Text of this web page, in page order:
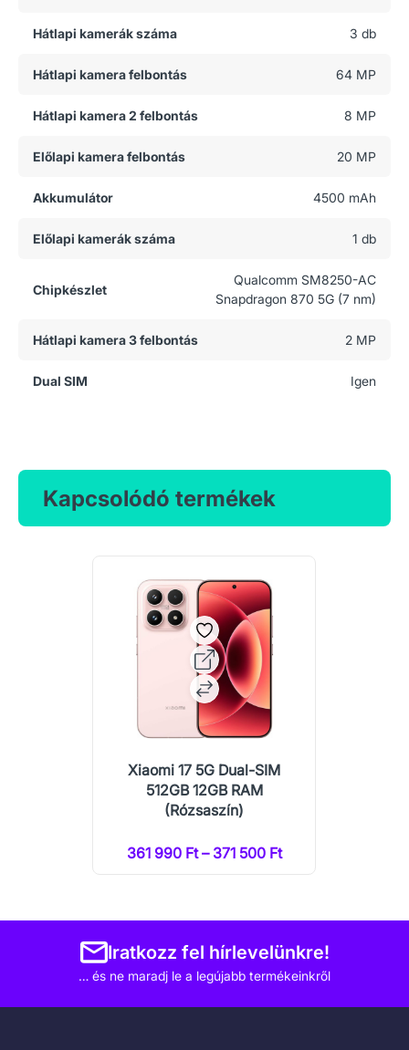
Hátlapi kamerák száma 3 db
Hátlapi kamera felbontás 64 MP
Hátlapi kamera 2 felbontás 8 MP
Előlapi kamera felbontás 20 MP
Akkumulátor 4500 mAh
Előlapi kamerák száma 1 db
Chipkészlet
Qualcomm SM8250-AC
Snapdragon 870 5G (7 nm)
Hátlapi kamera 3 felbontás 2 MP
Dual SIM Igen
Kapcsolódó termékek
Xiaomi 17 5G Dual-SIM
512GB 12GB RAM
(Rózsaszín)
361 990 Ft – 371 500 Ft
Iratkozz fel hírlevelünkre!
… és ne maradj le a legújabb termékeinkről